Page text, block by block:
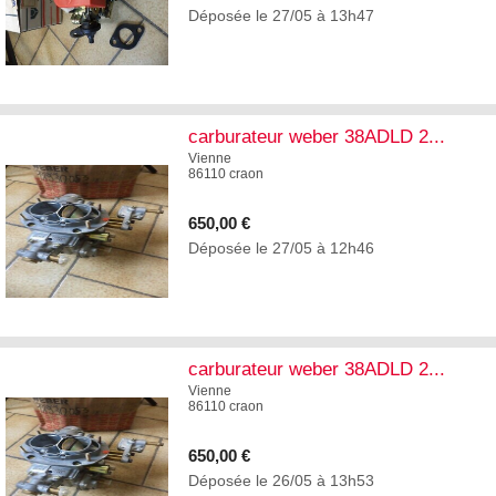
Déposée le 27/05 à 13h47
carburateur weber 38ADLD 2...
Vienne
86110 craon
650,00 €
Déposée le 27/05 à 12h46
carburateur weber 38ADLD 2...
Vienne
86110 craon
650,00 €
Déposée le 26/05 à 13h53